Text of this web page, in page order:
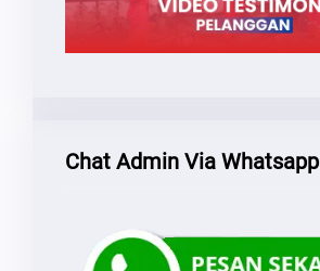
Chat Admin Via Whatsapp